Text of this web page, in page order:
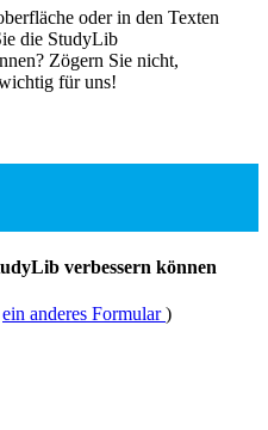
oder in den Texten
die StudyLib
Zögern Sie nicht,
für uns!
verbessern können
ein anderes Formular)